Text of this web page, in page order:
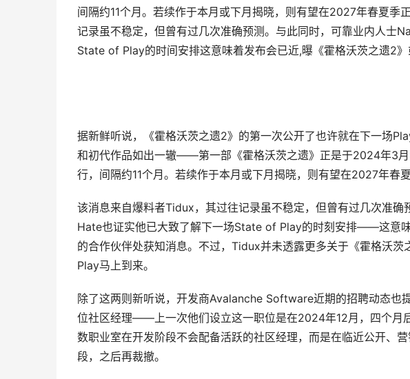
间隔约11个月。若续作于本月或下月揭晓，则有望在2027年春夏季
记录虽不稳定，但曾有过几次准确预测。与此同时，可靠业内人士
State of Play的时间安排这意味着发布会已近,曝《霍格沃茨之遗2
据新鲜听说，《霍格沃茨之遗2》的第一次公开了也许就在下一场
和初代作品如出一辙——第一部《霍格沃茨之遗》正是于2024年3
行，间隔约11个月。若续作于本月或下月揭晓，则有望在2027年春夏
该消息来自爆料者Tidux，其过往记录虽不稳定，但曾有过几次准
Hate也证实他已大致了解下一场State of Play的时刻安排——这意
的合作伙伴处获知消息。不过，Tidux并未透露更多关于《霍格沃
Play马上到来。
除了这两则新听说，开发商Avalanche Software近期的招聘动态也
位社区经理——上一次他们设立这一职位是在2024年12月，四个月
数职业室在开发阶段不会配备活跃的社区经理，而是在临近公开、
段，之后再裁撤。